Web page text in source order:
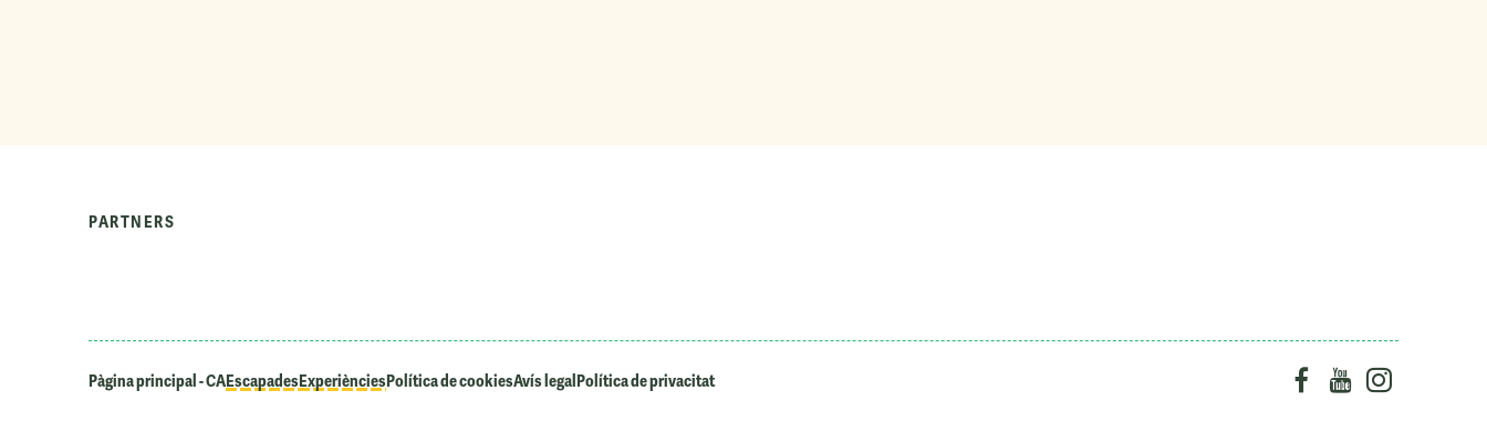
PARTNERS
Pàgina principal - CAEscapadesExperiènciesPolítica de cookiesAvís legal Política de privacitat